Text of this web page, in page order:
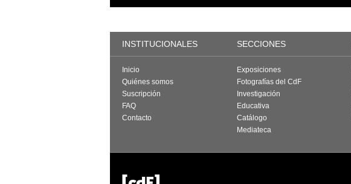
INSTITUCIONALES SECCIONES
Inicio
Quiénes somos
Suscripción
FAQ
Contacto
Exposiciones
Fotografías del CdF
Investigación
Educativa
Catálogo
Mediateca